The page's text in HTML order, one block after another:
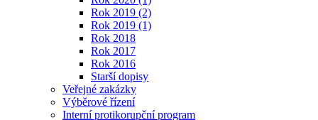
Rok 2019 (2)
Rok 2019 (1)
Rok 2018
Rok 2017
Rok 2016
Starší dopisy
Veřejné zakázky
Výběrové řízení
Interní protikorupční program